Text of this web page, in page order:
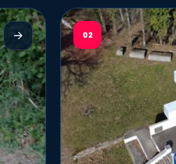
02